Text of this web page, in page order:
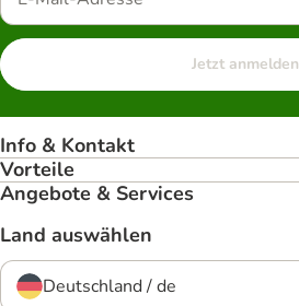
Jetzt anmelden
Info & Kontakt
Vorteile
Angebote & Services
Land auswählen
Deutschland / de